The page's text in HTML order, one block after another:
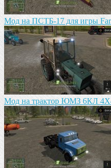
Мод на ПСТБ-17 для игры
Мод на трактор ЮМЗ 6КЛ